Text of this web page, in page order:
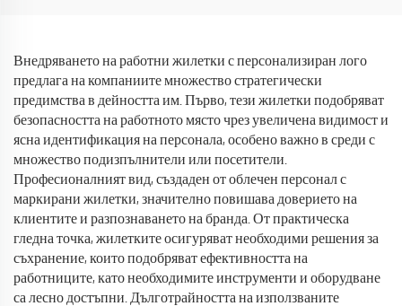
Внедряването на работни жилетки с персонализиран лого
предлага на компаниите множество стратегически
предимства в дейността им. Първо, тези жилетки подобряват
безопасността на работното място чрез увеличена видимост и
ясна идентификация на персонала, особено важно в среди с
множество подизпълнители или посетители.
Професионалният вид, създаден от облечен персонал с
маркирани жилетки, значително повишава доверието на
клиентите и разпознаването на бранда. От практическа
гледна точка, жилетките осигуряват необходими решения за
съхранение, които подобряват ефективността на
работниците, като необходимите инструменти и оборудване
са лесно достъпни. Дълготрайността на използваните